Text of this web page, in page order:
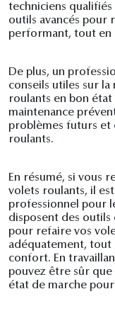
techniciens
outils avancés pour
performant, tout en
De plus, un
conseils utiles sur
roulants en bon état
maintenance
problèmes futurs et
roulants.
En résumé, si vous
volets roulants, il
professionnel pour
disposent des outils
pour refaire vos
adéquatement,
confort. En
pouvez être sûr
état de marche